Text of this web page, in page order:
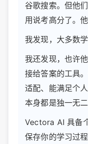
谷歌搜索。但他
用说考高分了。
我发现，大多数
我还发现，也许
接给答案的工具
适配、能满足个
本身都是独一无二
Vectora AI 具备
保存你的学习过